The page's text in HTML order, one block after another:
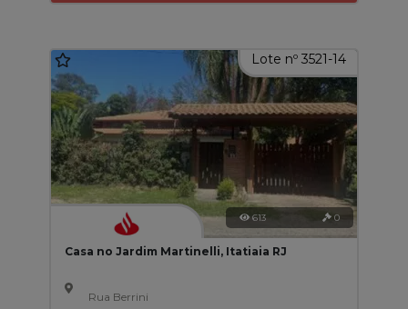
Lote nº 3521-14
613 0
Casa no Jardim Martinelli, Itatiaia RJ
Rua Berrini